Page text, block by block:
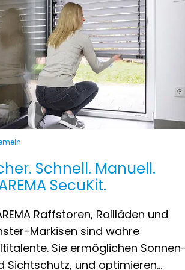
Schnell. Manuell.
SecuKit.
Raffstoren, Rollläden und
Markisen sind wahre
Sie ermöglichen
Sichtschutz, und optimieren…